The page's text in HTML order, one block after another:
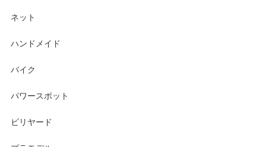
ネット
ハンドメイド
バイク
パワースポット
ビリヤード